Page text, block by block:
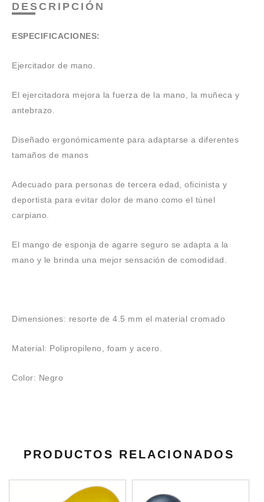
DESCRIPCIÓN
ESPECIFICACIONES:
Ejercitador de mano.
El ejercitadora mejora la fuerza de la mano, la muñeca y
antebrazo.
Diseñado ergonómicamente para adaptarse a diferentes
tamaños de manos
Adecuado para personas de tercera edad, oficinista y
deportista para evitar dolor de mano como el túnel
carpiano.
El mango de esponja de agarre seguro se adapta a la
mano y le brinda una mejor sensación de comodidad.
Dimensiones: resorte de 4.5 mm el material cromado
Material: Polipropileno, foam y acero.
Color: Negro
PRODUCTOS RELACIONADOS